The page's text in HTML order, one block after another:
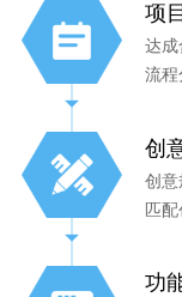
项
达成
流程
创
创意
匹
功